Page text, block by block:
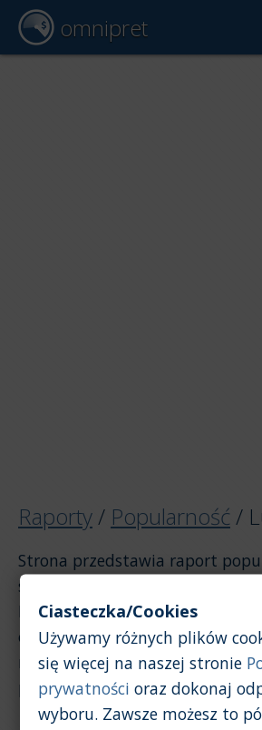
omnipret
Raporty / Popularność /
Strona przedstawia raport
samochodów w ofertach
Luaz. Raport został opracowany
ogłoszeń. Jeśli chcesz zobaczyć
marki Luaz na tle innych
powyżej, aby wrócić do strony
Ciasteczka/Cookies
Używamy różnych plików
się więcej na naszej stronie
prywatności oraz dokonaj
wyboru. Zawsze możesz to